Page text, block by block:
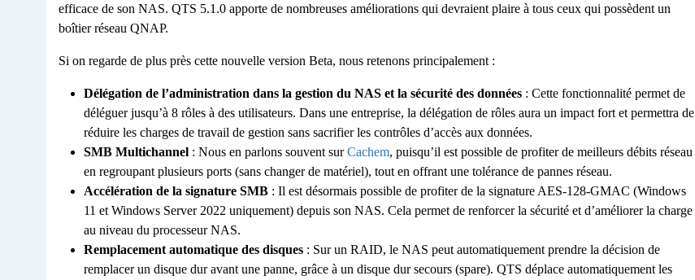
efficace de son NAS. QTS 5.1.0 apporte de nombreuses améliorations qui devraient plaire à tous ceux qui possèdent un
boîtier réseau QNAP.
Si on regarde de plus près cette nouvelle version Beta, nous retenons principalement :
Délégation de l’administration dans la gestion du NAS et la sécurité des données : Cette fonctionnalité permet de
déléguer jusqu’à 8 rôles à des utilisateurs. Dans une entreprise, la délégation de rôles aura un impact fort et permettra de
réduire les charges de travail de gestion sans sacrifier les contrôles d’accès aux données.
SMB Multichannel : Nous en parlons souvent surCachem, puisqu’il est possible de profiter de meilleurs débits réseau
en regroupant plusieurs ports (sans changer de matériel), tout en offrant une tolérance de pannes réseau.
Accélération de la signature SMB : Il est désormais possible de profiter de la signature AES-128-GMAC (Windows
11 et Windows Server 2022 uniquement) depuis son NAS. Cela permet de renforcer la sécurité et d’améliorer la charge
au niveau du processeur NAS.
Remplacement automatique des disques : Sur un RAID, le NAS peut automatiquement prendre la décision de
remplacer un disque dur avant une panne, grâce à un disque dur secours (spare). QTS déplace automatiquement les